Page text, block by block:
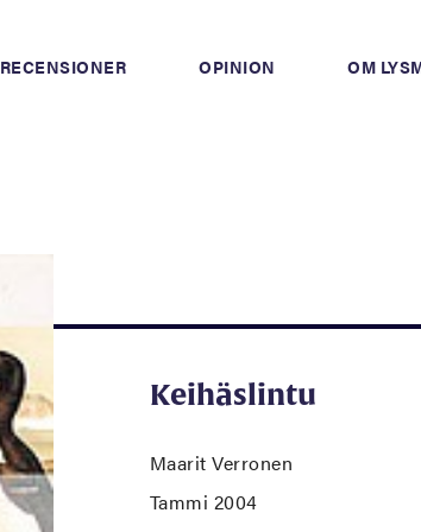
RECENSIONER OPINION OM
Keihäslintu
Maarit Verronen
Tammi 2004